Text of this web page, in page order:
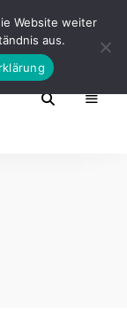
Website weiter
aus.